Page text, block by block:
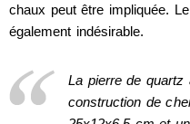
chaux peut être impliquée.
également indésirable.
La pierre de
construction de